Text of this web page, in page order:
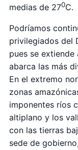
medias de 270C.
Podríamos
privilegiados del
pues se
abarca las más
En el extremo
zonas
imponentes ríos
altiplano y los
con las tierras
sede de